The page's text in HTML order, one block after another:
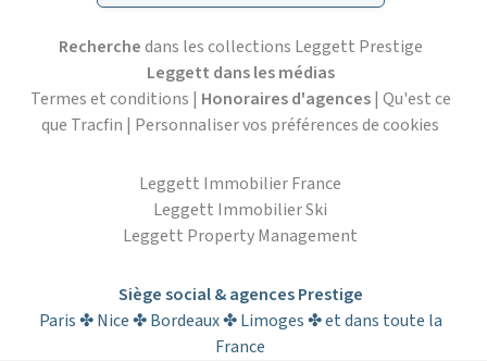
Recherchedans les collections Leggett Prestige
Leggett dans les médias
Termes et conditions | Honoraires d'agences| Qu'est ce
que Tracfin | Personnaliser vos préférences de cookies
Leggett Immobilier France
Leggett Immobilier Ski
Leggett Property Management
Siège social & agences Prestige
Paris ✤ Nice ✤ Bordeaux ✤ Limoges ✤ et dans toute la
France